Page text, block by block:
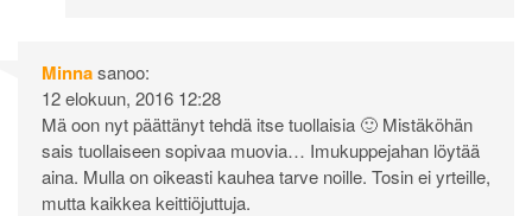
Minnasanoo:
12 elokuun, 2016 12:28
Mä oon nyt päättänyt tehdä itse tuollaisia 🙂 Mistäköhän
sais tuollaiseen sopivaa muovia… Imukuppejahan löytää
aina. Mulla on oikeasti kauhea tarve noille. Tosin ei yrteille,
mutta kaikkea keittiöjuttuja.